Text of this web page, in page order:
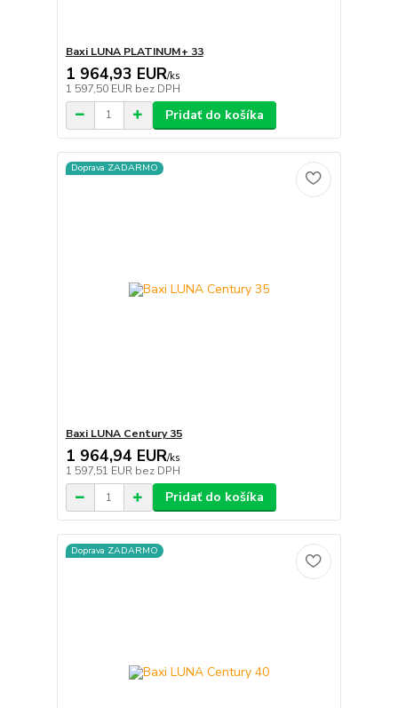
Baxi LUNA PLATINUM+ 33
1 964,93 EUR/ks
1 597,50 EUR bez DPH
Pridať do košíka
Doprava ZADARMO
Baxi LUNA Century 35
1 964,94 EUR/ks
1 597,51 EUR bez DPH
Pridať do košíka
Doprava ZADARMO